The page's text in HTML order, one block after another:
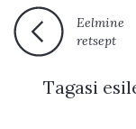
Eelmine
retsept
Tagasi